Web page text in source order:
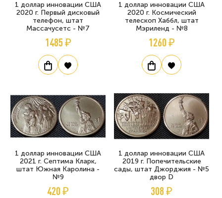
1 доллар инновации США
2020 г. Первый дисковый
телефон, штат
Массачусетс - №7
1485 ₽
1 доллар инновации США
2020 г. Космический
телескоп Хаббл, штат
Мэриленд - №8
1260 ₽
1 доллар инновации США
2021 г. Септима Кларк,
штат Южная Каролина -
№9
420 ₽
1 доллар инновации США
2019 г. Попечительские
сады, штат Джорджия - №5
двор D
308 ₽